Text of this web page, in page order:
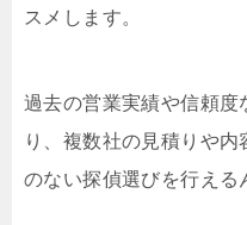
スメします。
過去の営業実績や信頼度
り、複数社の見積りや
のない探偵選びを行える